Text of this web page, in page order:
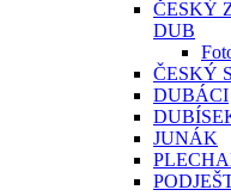
ČESKÝ
DUB
ČESKÝ
DUBÁCI
JUNÁK